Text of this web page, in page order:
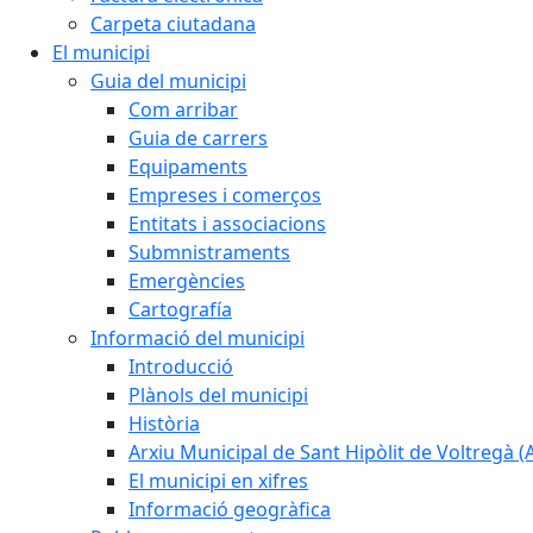
Carpeta ciutadana
El municipi
Guia del municipi
Com arribar
Guia de carrers
Equipaments
Empreses i comerços
Entitats i associacions
Submnistraments
Emergències
Cartografía
Informació del municipi
Introducció
Plànols del municipi
Història
Arxiu Municipal de Sant Hipòlit de Voltregà
El municipi en xifres
Informació geogràfica